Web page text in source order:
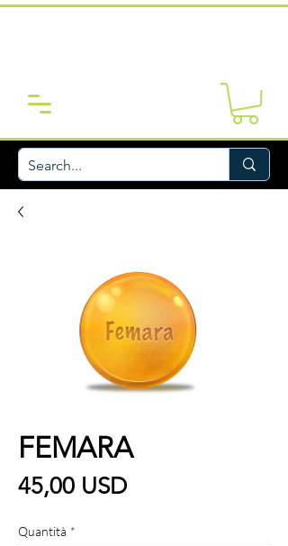
FEMARA
45,00 USDPrezzo
Quantità *